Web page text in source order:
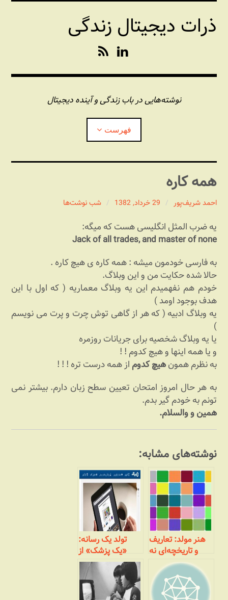
رفتن
محتواذرات دیجیتال زندگی
n
k
e
d
I
n
S
نوشته‌هایی در باب زندگی و آینده دیجیتال
فهرست
درباره این وبلاگ
مجله شبکه
پندهای یونیکسی استاد «فو»
همه کاره
احمد شریف‌پور 29 خرداد, 1382 شب نوشت‌ها
یه ضرب المثل انگلیسی هست که میگه:
Jack of all trades, and master of none
به فارسی خودمون میشه : همه کاره ی هیچ کاره .
حالا شده حکایت من و این وبلاگ.
خودم هم نفهمیدم این یه وبلاگ معماریه ( که اول با این
هدف بوجود اومد )
یه وبلاگ ادبیه ( که هر از گاهی توش چرت و پرت می نویسم
)
یا یه وبلاگ شخصیه برای جریانات روزمره
و یا همه اینها و هیچ کدوم ! !‌
به نظرم همونهیچ کدوم از همه درست تره ! ‌!‌ !‌
به هر حال امروز امتحان تعیین سطح زبان دارم. بیشتر نمی
تونم به خودم گیر بدم.
همین و والسلام.
نوشته‌های مشابه:
هنر مولد: تعاریف
و تاریخچه‌ای نه
چندان مختصر
تولد یک رسانه:
«یک پزشک» از
وبلاگ تا رسانه‌ای
جمعی